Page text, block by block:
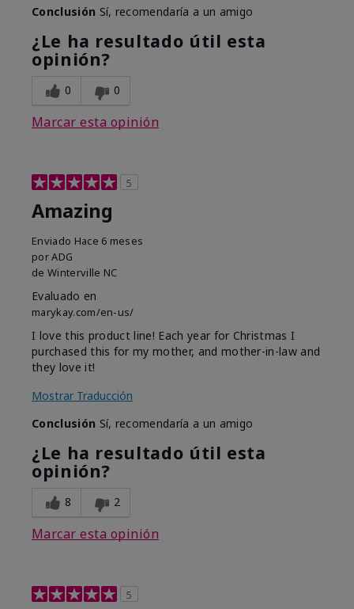
Conclusión Sí, recomendaría a un amigo
¿Le ha resultado útil esta
opinión?
0 0
Marcar esta opinión
5
Amazing
Enviado Hace 6 meses
porADG
de Winterville NC
Evaluado en
marykay.com/en-us/
I love this product line! Each year for Christmas I
purchased this for my mother, and mother-in-law and
they love it!
Mostrar Traducción
Conclusión Sí, recomendaría a un amigo
¿Le ha resultado útil esta
opinión?
8 2
Marcar esta opinión
5